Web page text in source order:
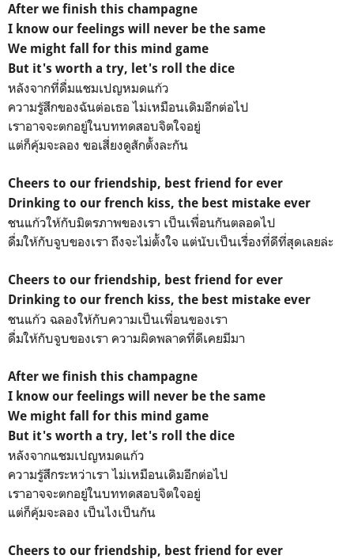
After we finish this champagne
I know our feelings will never be the same
We might fall for this mind game
But it's worth a try, let's roll the dice
หลังจากที่ดื่มแชมเปญหมดแก้ว
ความรู้สึกของฉันต่อเธอ ไม่เหมือนเดิมอีกต่อไป
เราอาจจะตกอยู่ในบททดสอบจิตใจอยู่
แต่ก็คุ้มจะลอง ขอเสี่ยงดูสักตั้งละกัน
Cheers to our friendship, best friend for ever
Drinking to our french kiss, the best mistake ever
ชนแก้วให้กับมิตรภาพของเรา เป็นเพื่อนกันตลอดไป
ดื่มให้กับจูบของเรา ถึงจะไม่ตั้งใจ แต่นับเป็นเรื่องที่ดีที่สุดเลยล่ะ
Cheers to our friendship, best friend for ever
Drinking to our french kiss, the best mistake ever
ชนแก้ว ฉลองให้กับความเป็นเพื่อนของเรา
ดื่มให้กับจูบของเรา ความผิดพลาดที่ดีเคยมีมา
After we finish this champagne
I know our feelings will never be the same
We might fall for this mind game
But it's worth a try, let's roll the dice
หลังจากแชมเปญหมดแก้ว
ความรู้สึกระหว่าเรา ไม่เหมือนเดิมอีกต่อไป
เราอาจจะตกอยู่ในบททดสอบจิตใจอยู่
แต่ก็คุ้มจะลอง เป็นไงเป็นกัน
Cheers to our friendship, best friend for ever